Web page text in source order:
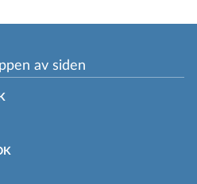
av siden